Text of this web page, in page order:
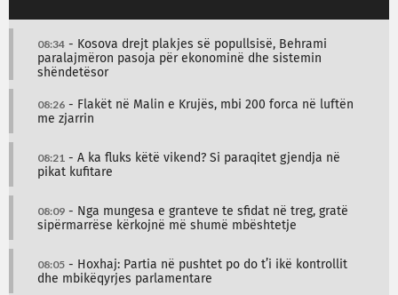
08:34 - Kosova drejt plakjes së popullsisë, Behrami
paralajmëron pasoja për ekonominë dhe sistemin
shëndetësor
08:26 - Flakët në Malin e Krujës, mbi 200 forca në luftën
me zjarrin
08:21 - A ka fluks këtë vikend? Si paraqitet gjendja në
pikat kufitare
08:09 - Nga mungesa e granteve te sfidat në treg, gratë
sipërmarrëse kërkojnë më shumë mbështetje
08:05 - Hoxhaj: Partia në pushtet po do t’i ikë kontrollit
dhe mbikëqyrjes parlamentare